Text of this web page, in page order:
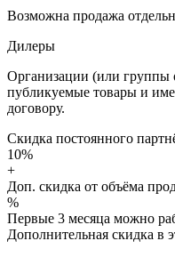
Возможна продажа
Дилеры
Организации (или группы
публикуемые товары и
договору.
Скидка постоянного
10%
+
Доп. скидка от объёма
%
Первые 3 месяца можно
Дополнительная скидка в